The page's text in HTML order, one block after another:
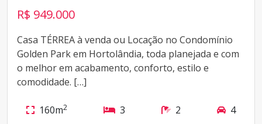
R$ 949.000
Casa TÉRREA à venda ou Locação no Condomínio
Golden Park em Hortolândia, toda planejada e com
o melhor em acabamento, conforto, estilo e
comodidade. […]
160m2 3 2 4